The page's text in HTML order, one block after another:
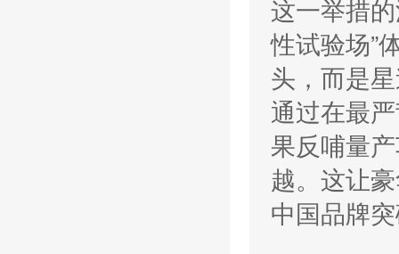
这一举措
性试验场”
头，而是
通过在最
果反哺量
越。这让
中国品牌